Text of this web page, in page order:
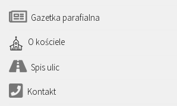
Gazetka parafialna
O kościele
Spis ulic
Kontakt